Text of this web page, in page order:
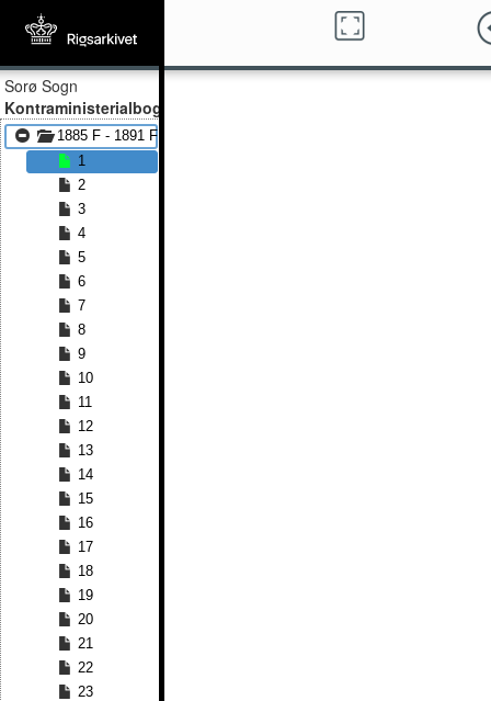
Sorø Sogn
Kontraministerialbog
1885 F - 1891 F
1
2
3
4
5
6
7
8
9
10
11
12
13
14
15
16
17
18
19
20
21
22
23